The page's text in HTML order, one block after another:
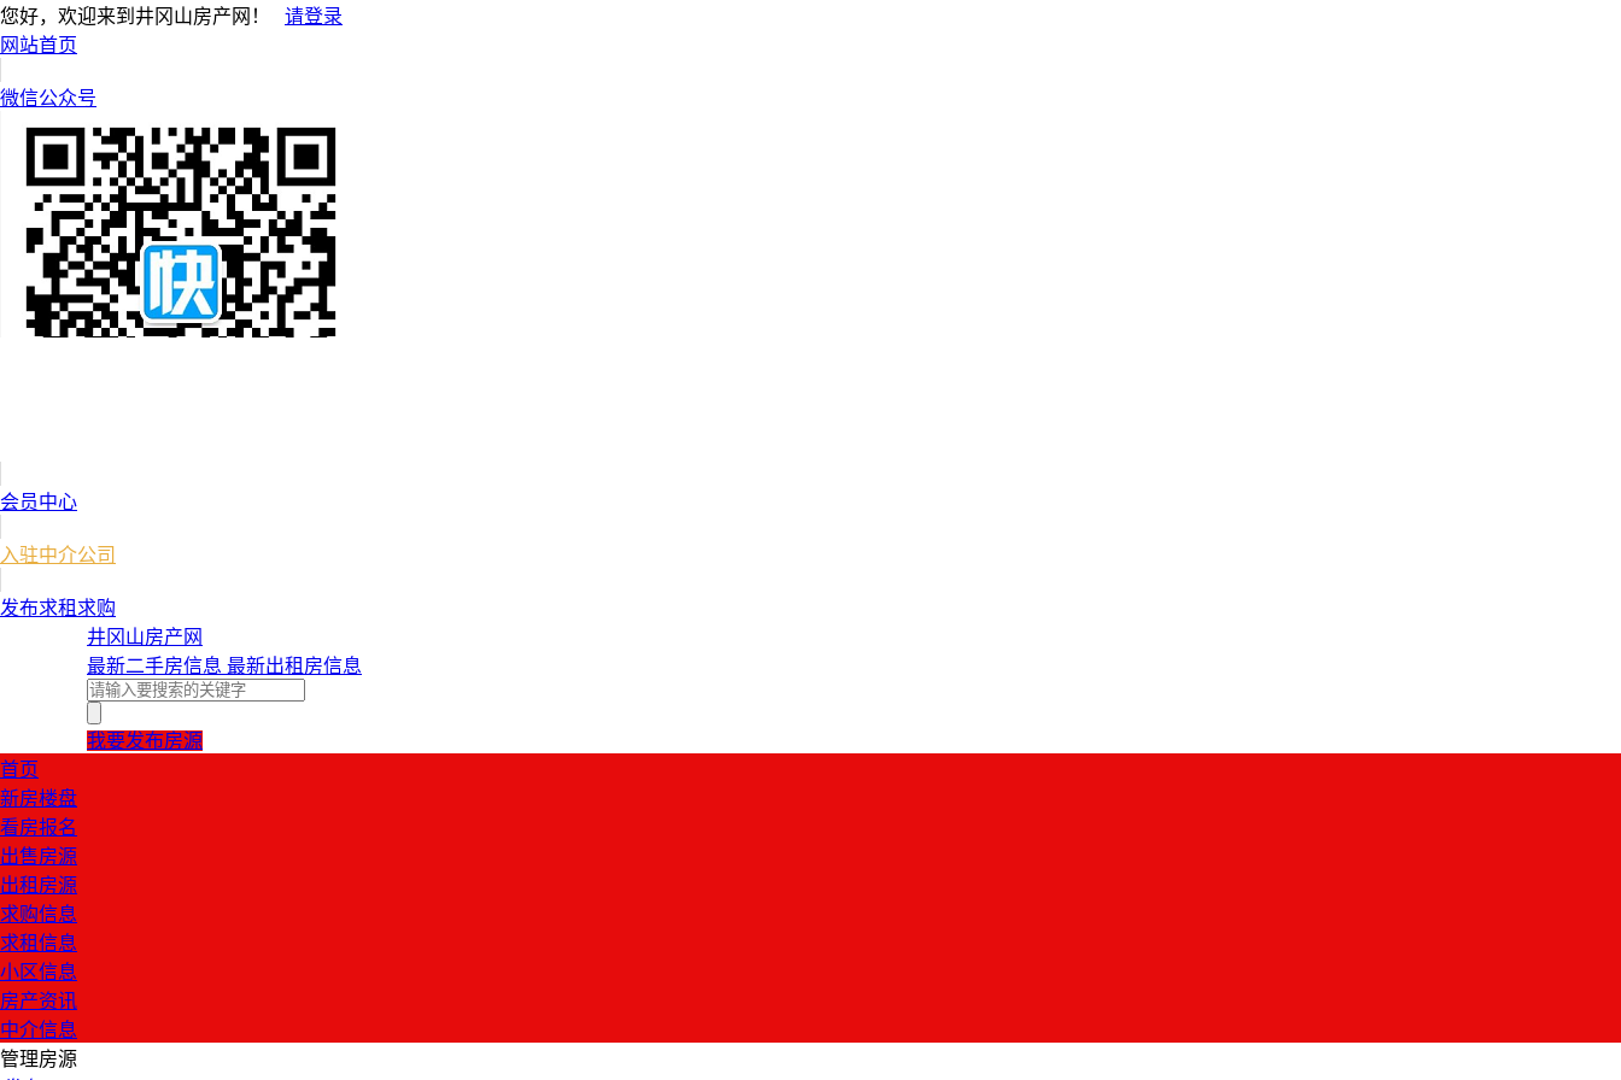
您好，欢迎来到井冈山房产网！
请登录
网站首页
微信公众号
会员中心
入驻中介公司
发布求租求购
井冈山房产网
最新二手房信息 最新出租房信息
我要发布房源
首页
新房楼盘
看房报名
出售房源
出租房源
求购信息
求租信息
小区信息
房产资讯
中介信息
管理房源